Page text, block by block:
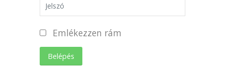
Emlékezzen rám
Belépés